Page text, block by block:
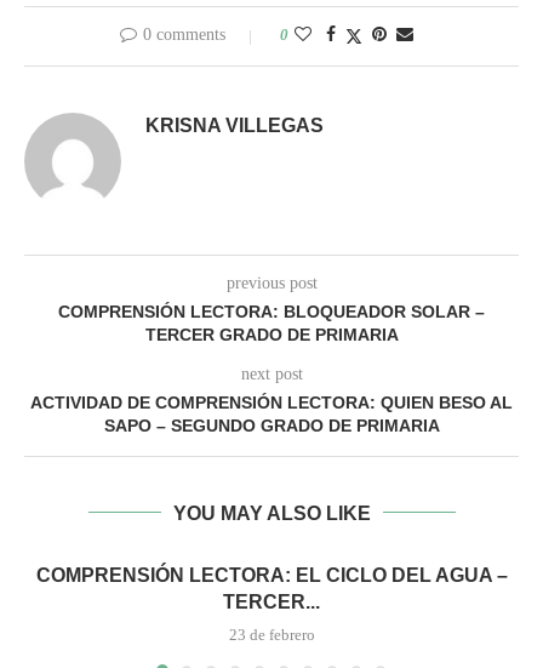
0 comments 0
KRISNA VILLEGAS
previous post
COMPRENSIÓN LECTORA: BLOQUEADOR SOLAR –
TERCER GRADO DE PRIMARIA
next post
ACTIVIDAD DE COMPRENSIÓN LECTORA: QUIEN BESO AL
SAPO – SEGUNDO GRADO DE PRIMARIA
YOU MAY ALSO LIKE
COMPRENSIÓN LECTORA: EL CICLO DEL AGUA –
TERCER...
23 de febrero